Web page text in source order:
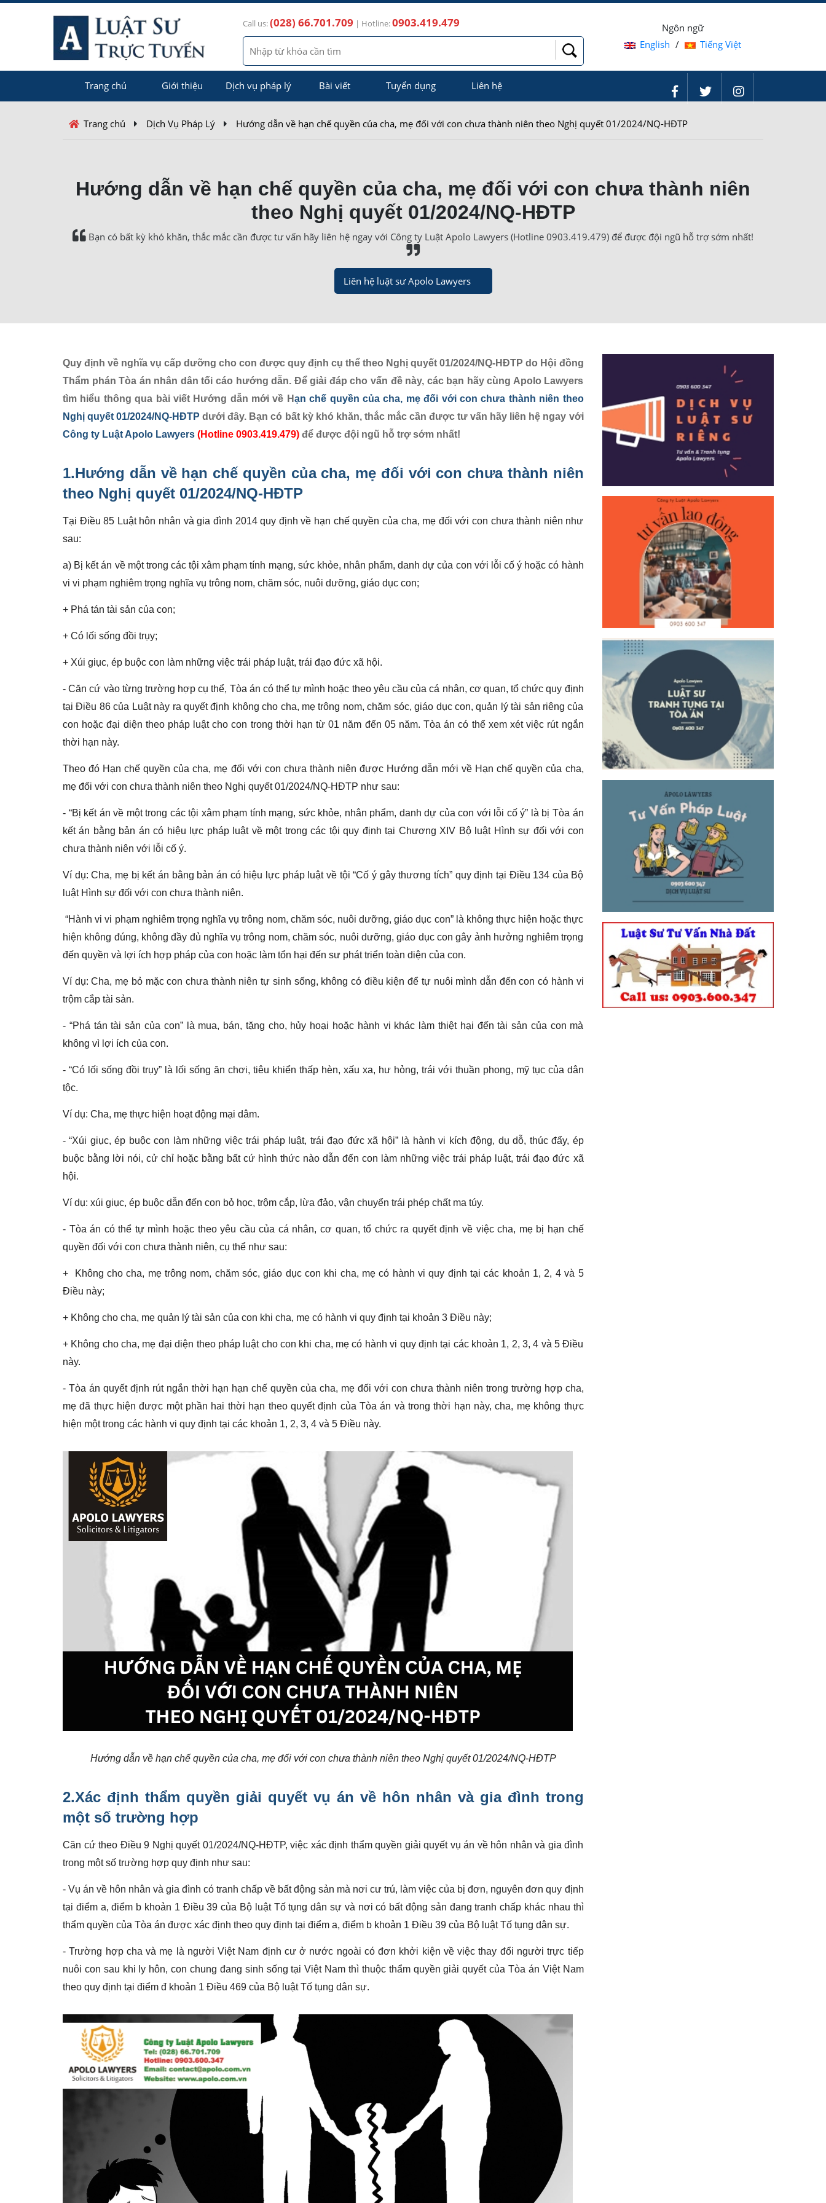
Call us:(028) 66.701.709 | Hotline:0903.419.479
Ngôn ngữ
English / Tiếng Việt
Trang chủ Giới thiệu Dịch vụ pháp lý Bài viết Tuyển dụng Liên hệ
Trang chủ Dịch Vụ Pháp Lý Hướng dẫn về hạn chế quyền của cha, mẹ đối với con chưa thành niên theo Nghị quyết 01/2024/NQ-HĐTP
Hướng dẫn về hạn chế quyền của cha, mẹ đối với con chưa thành niên
theo Nghị quyết 01/2024/NQ-HĐTP
Bạn có bất kỳ khó khăn, thắc mắc cần được tư vấn hãy liên hệ ngay với Công ty Luật Apolo Lawyers (Hotline 0903.419.479) để được đội ngũ hỗ trợ sớm nhất!
Liên hệ luật sư Apolo Lawyers
Quy định về nghĩa vụ cấp dưỡng cho con được quy định cụ thể theo Nghị quyết 01/2024/NQ-HĐTP do Hội đồng
Thẩm phán Tòa án nhân dân tối cáo hướng dẫn. Để giải đáp cho vấn đề này, các bạn hãy cùng Apolo Lawyers
tìm hiểu thông qua bài viết Hướng dẫn mới về Hạn chế quyền của cha, mẹ đối với con chưa thành niên theo
Nghị quyết 01/2024/NQ-HĐTP dưới đây. Bạn có bất kỳ khó khăn, thắc mắc cần được tư vấn hãy liên hệ ngay với
Công ty Luật Apolo Lawyers (Hotline 0903.419.479) để được đội ngũ hỗ trợ sớm nhất!
1.Hướng dẫn về hạn chế quyền của cha, mẹ đối với con chưa thành niên
theo Nghị quyết 01/2024/NQ-HĐTP
Tại Điều 85 Luật hôn nhân và gia đình 2014 quy định về hạn chế quyền của cha, mẹ đối với con chưa thành niên như
sau:
a) Bị kết án về một trong các tội xâm phạm tính mạng, sức khỏe, nhân phẩm, danh dự của con với lỗi cố ý hoặc có hành
vi vi phạm nghiêm trọng nghĩa vụ trông nom, chăm sóc, nuôi dưỡng, giáo dục con;
+ Phá tán tài sản của con;
+ Có lối sống đồi trụy;
+ Xúi giục, ép buộc con làm những việc trái pháp luật, trái đạo đức xã hội.
- Căn cứ vào từng trường hợp cụ thể, Tòa án có thể tự mình hoặc theo yêu cầu của cá nhân, cơ quan, tổ chức quy định
tại Điều 86 của Luật này ra quyết định không cho cha, mẹ trông nom, chăm sóc, giáo dục con, quản lý tài sản riêng của
con hoặc đại diện theo pháp luật cho con trong thời hạn từ 01 năm đến 05 năm. Tòa án có thể xem xét việc rút ngắn
thời hạn này.
Theo đó Hạn chế quyền của cha, mẹ đối với con chưa thành niên được Hướng dẫn mới về Hạn chế quyền của cha,
mẹ đối với con chưa thành niên theo Nghị quyết 01/2024/NQ-HĐTP như sau:
- “Bị kết án về một trong các tội xâm phạm tính mạng, sức khỏe, nhân phẩm, danh dự của con với lỗi cố ý” là bị Tòa án
kết án bằng bản án có hiệu lực pháp luật về một trong các tội quy định tại Chương XIV Bộ luật Hình sự đối với con
chưa thành niên với lỗi cố ý.
Ví dụ: Cha, mẹ bị kết án bằng bản án có hiệu lực pháp luật về tội “Cố ý gây thương tích” quy định tại Điều 134 của Bộ
luật Hình sự đối với con chưa thành niên.
“Hành vi vi phạm nghiêm trọng nghĩa vụ trông nom, chăm sóc, nuôi dưỡng, giáo dục con” là không thực hiện hoặc thực
hiện không đúng, không đầy đủ nghĩa vụ trông nom, chăm sóc, nuôi dưỡng, giáo dục con gây ảnh hưởng nghiêm trọng
đến quyền và lợi ích hợp pháp của con hoặc làm tổn hại đến sư phát triển toàn diện của con.
Ví dụ: Cha, mẹ bỏ mặc con chưa thành niên tự sinh sống, không có điều kiện để tự nuôi mình dẫn đến con có hành vi
trộm cắp tài sản.
- “Phá tán tài sản của con” là mua, bán, tặng cho, hủy hoại hoặc hành vi khác làm thiệt hại đến tài sản của con mà
không vì lợi ích của con.
- “Có lối sống đồi trụy” là lối sống ăn chơi, tiêu khiển thấp hèn, xấu xa, hư hỏng, trái với thuần phong, mỹ tục của dân
tộc.
Ví dụ: Cha, mẹ thực hiện hoạt động mại dâm.
- “Xúi giục, ép buộc con làm những việc trái pháp luật, trái đạo đức xã hội” là hành vi kích động, dụ dỗ, thúc đẩy, ép
buộc bằng lời nói, cử chỉ hoặc bằng bất cứ hình thức nào dẫn đến con làm những việc trái pháp luật, trái đạo đức xã
hội.
Ví dụ: xúi giục, ép buộc dẫn đến con bỏ học, trộm cắp, lừa đảo, vận chuyển trái phép chất ma túy.
- Tòa án có thể tự mình hoặc theo yêu cầu của cá nhân, cơ quan, tổ chức ra quyết định về việc cha, mẹ bị hạn chế
quyền đối với con chưa thành niên, cụ thể như sau:
+ Không cho cha, mẹ trông nom, chăm sóc, giáo dục con khi cha, mẹ có hành vi quy định tại các khoản 1, 2, 4 và 5
Điều này;
+ Không cho cha, mẹ quản lý tài sản của con khi cha, mẹ có hành vi quy định tại khoản 3 Điều này;
+ Không cho cha, mẹ đại diện theo pháp luật cho con khi cha, mẹ có hành vi quy định tại các khoản 1, 2, 3, 4 và 5 Điều
này.
- Tòa án quyết định rút ngắn thời hạn hạn chế quyền của cha, mẹ đối với con chưa thành niên trong trường hợp cha,
mẹ đã thực hiện được một phần hai thời hạn theo quyết định của Tòa án và trong thời hạn này, cha, mẹ không thực
hiện một trong các hành vi quy định tại các khoản 1, 2, 3, 4 và 5 Điều này.
Hướng dẫn về hạn chế quyền của cha, mẹ đối với con chưa thành niên theo Nghị quyết 01/2024/NQ-HĐTP
2.Xác định thẩm quyền giải quyết vụ án về hôn nhân và gia đình trong
một số trường hợp
Căn cứ theo Điều 9 Nghị quyết 01/2024/NQ-HĐTP, việc xác định thẩm quyền giải quyết vụ án về hôn nhân và gia đình
trong một số trường hợp quy định như sau:
- Vụ án về hôn nhân và gia đình có tranh chấp về bất động sản mà nơi cư trú, làm việc của bị đơn, nguyên đơn quy định
tại điểm a, điểm b khoản 1 Điều 39 của Bộ luật Tố tụng dân sự và nơi có bất động sản đang tranh chấp khác nhau thì
thẩm quyền của Tòa án được xác định theo quy định tại điểm a, điểm b khoản 1 Điều 39 của Bộ luật Tố tụng dân sự.
- Trường hợp cha và mẹ là người Việt Nam định cư ở nước ngoài có đơn khởi kiện về việc thay đổi người trực tiếp
nuôi con sau khi ly hôn, con chung đang sinh sống tại Việt Nam thì thuộc thẩm quyền giải quyết của Tòa án Việt Nam
theo quy định tại điểm đ khoản 1 Điều 469 của Bộ luật Tố tụng dân sự.